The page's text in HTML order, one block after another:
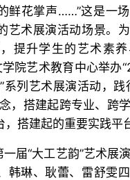
鲜花掌声……”这是一
艺术展演活动场景。
提升学生的艺术素
院艺术教育中心举办
系列艺术展演活动，践
，搭建起跨专业、跨
搭建起的重要实践平
届“大工艺韵”艺术展
韩琳、耿蕾、雷舒雯